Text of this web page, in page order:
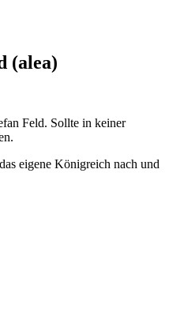
(alea)
Feld. Sollte in keiner
eigene Königreich nach und